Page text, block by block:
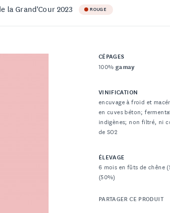
la Grand'Cour 2023 ROUGE
CÉPAGES
100% gamay
VINIFICATION
encuvage à froid et
en cuves béton;
indigènes; non filtré, ni
de SO2
ÉLEVAGE
6 mois en fûts de chêne
(50%)
PARTAGER CE PRODUIT